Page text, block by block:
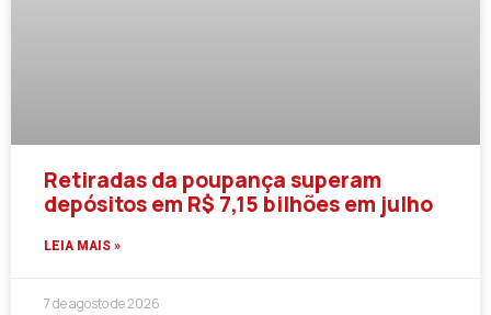
Retiradas da poupança superam
depósitos em R$ 7,15 bilhões em julho
LEIA MAIS »
7 de agosto de 2026